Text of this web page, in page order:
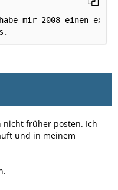
nicht früher posten. Ich
und in meinem